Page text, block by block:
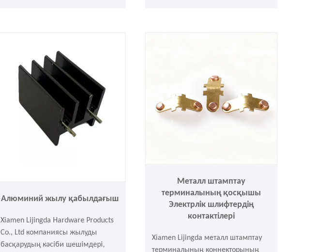
жақсы таңдауыңыз.
Алюминий жылу қабылдағыш
Xiamen Lijingda Hardware Products
Co., Ltd компаниясы жылуды
басқарудың кәсіби шешімдері,
Металл штамптау
терминалының қосқышы
Электрлік шлифтердің
контактілері
Xiamen Lijingda металл штамптау
терминалының коннекторының